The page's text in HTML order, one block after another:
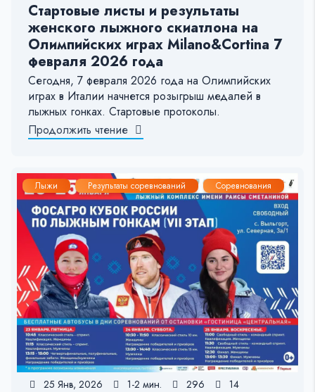
Стартовые листы и результаты
женского лыжного скиатлона на
Олимпийских играх Milano&Cortina 7
февраля 2026 года
Сегодня, 7 февраля 2026 года на Олимпийских
играх в Италии начнется розыгрыш медалей в
лыжных гонках. Стартовые протоколы.
Продолжить чтение
Лыжи Результаты соревнований Соревнования
25 Янв, 2026 1-2 мин. 296 14